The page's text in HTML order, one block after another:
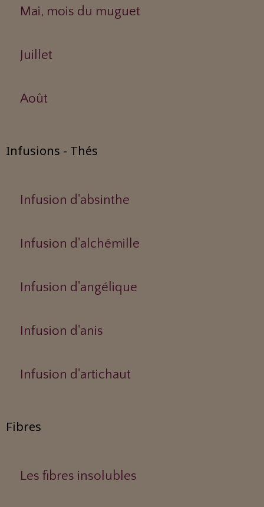
Mai, mois du muguet
Juillet
Août
Infusions - Thés
Infusion d'absinthe
Infusion d'alchémille
Infusion d'angélique
Infusion d'anis
Infusion d'artichaut
Fibres
Les fibres insolubles